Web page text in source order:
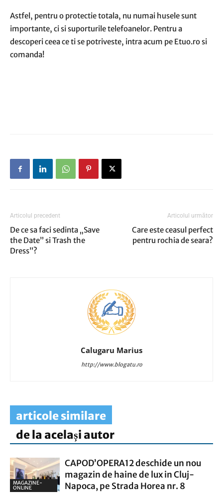
Astfel, pentru o protectie totala, nu numai husele sunt
importante, ci si suporturile telefoanelor. Pentru a
descoperi ceea ce ti se potriveste, intra acum pe Etuo.ro si
comanda!
Articolul precedent
De ce sa faci sedinta „Save
the Date” si Trash the
Dress”?
Articolul următor
Care este ceasul perfect
pentru rochia de seara?
Calugaru Marius
http://www.blogatu.ro
articole similare
de la același autor
MAGAZINE-
ONLINE
CAPOD’OPERA12 deschide un nou
magazin de haine de lux in Cluj-
Napoca, pe Strada Horea nr. 8